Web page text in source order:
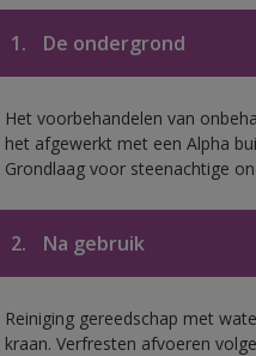
1. De ondergrond
Het voorbehandelen van
het afgewerkt met een Alpha
Grondlaag voor steenachtige
2. Na gebruik
Reiniging gereedschap met
kraan. Verfresten afvoeren